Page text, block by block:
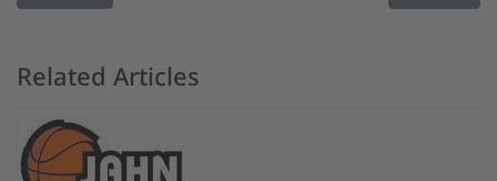
Related Articles